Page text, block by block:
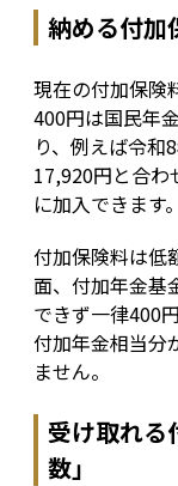
納める付加
現在の付加保険
400円は国民年
り、例えば令和
17,920円と合わ
に加入できます。
付加保険料は低
面、付加年金基
できず一律400
付加年金相当分
ません。
受け取れ
数」